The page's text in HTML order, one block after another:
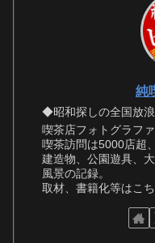
純
◆昭和探しの全国放
喫茶店フォトグラファ
喫茶訪問は5000店超
建造物、公園遊具、
風景の記録。
取材、書籍化等はこ